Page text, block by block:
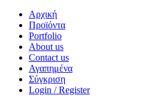
Αρχική
Προϊόντα
Portfolio
About us
Contact us
Αγαπημένα
Σύγκριση
Login / Register